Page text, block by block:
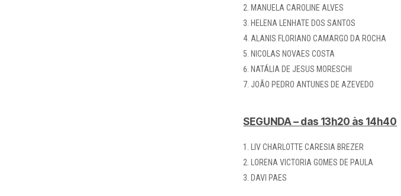
MANUELA CAROLINE ALVES
HELENA LENHATE DOS SANTOS
ALANIS FLORIANO CAMARGO DA ROCHA
NICOLAS NOVAES COSTA
NATÁLIA DE JESUS MORESCHI
JOÃO PEDRO ANTUNES DE AZEVEDO
SEGUNDA – das 13h20 às 14h40
LIV CHARLOTTE CARESIA BREZER
LORENA VICTORIA GOMES DE PAULA
DAVI PAES